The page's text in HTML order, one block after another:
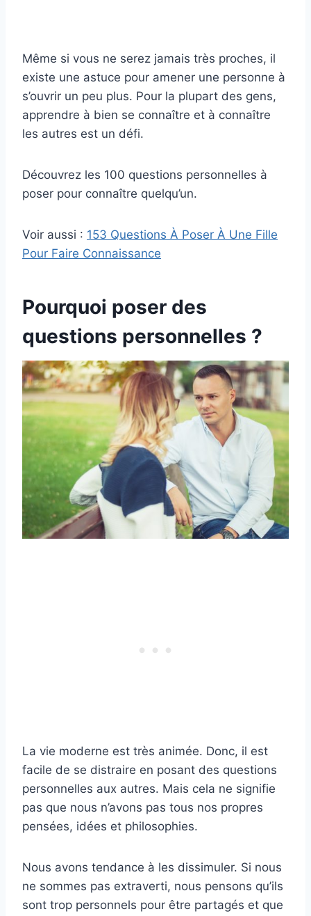
Même si vous ne serez jamais très proches, il
existe une astuce pour amener une personne à
s’ouvrir un peu plus. Pour la plupart des gens,
apprendre à bien se connaître et à connaître
les autres est un défi.
Découvrez les 100 questions personnelles à
poser pour connaître quelqu’un.
Voir aussi : 153 Questions À Poser À Une Fille
Pour Faire Connaissance
Pourquoi poser des
questions personnelles ?
La vie moderne est très animée. Donc, il est
facile de se distraire en posant des questions
personnelles aux autres. Mais cela ne signifie
pas que nous n’avons pas tous nos propres
pensées, idées et philosophies.
Nous avons tendance à les dissimuler. Si nous
ne sommes pas extraverti, nous pensons qu’ils
sont trop personnels pour être partagés et que